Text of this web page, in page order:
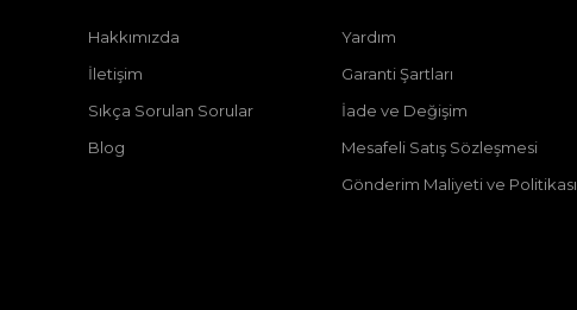
Hakkımızda
İletişim
Sıkça Sorulan Sorular
Blog
Yardım
Garanti Şartları
İade ve Değişim
Mesafeli Satış Sözleşmesi
Gönderim Maliyeti ve Politikası